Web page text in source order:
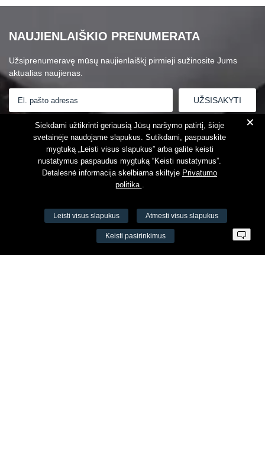
NAUJIENLAIŠKIO PRENUMERATA
Užsiprenumeravę mūsų naujienlaiškį pirmieji sužinosite Jums
aktualias naujienas.
Susipažinau suPrivatumo politika
VŠĮ Fitneso mokymo centras AEROMIX
+
Siekdami užtikrinti geriausią Jūsų naršymo patirtį, šioje
svetainėje naudojame slapukus. Sutikdami, paspauskite
mygtuką „Leisti visus slapukus” arba galite keisti
nustatymus paspaudus mygtuką “Keisti nustatymus”.
Detalesnė informacija skelbiama skiltyje Privatumo
politika .
Leisti visus slapukus Atmesti visus slapukus
Keisti pasirinkimus